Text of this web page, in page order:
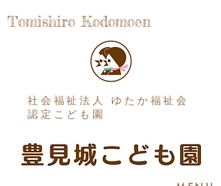
Tomishiro Kodomoen
社会福祉法人 ゆたか福祉会
認定こども園